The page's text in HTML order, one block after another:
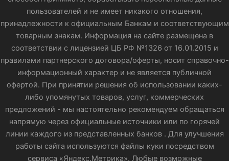
пользователей и не имеет никакого отношения,
принадлежности к официальным Банкам и соответствующим
товарным знакам. Информация на сайте размещена в
соответствии с лицензией ЦБ РФ №1326 от 16.01.2015 и
правилами партнерского договора/оферты, носит справочно-
информационный характер и не является публичной
офертой. При принятии решения об использовании каких-
либо упомянутых товаров, услуг, коммерческих
предложений - мы настоятельно рекомендуем обращаться
напрямую через официальные источники или по горячей
линии каждого из представленных банков . Для улучшения
работы сайта используются файлы куки посредством
сервиса «Яндекс.Метрика». Любые возможные